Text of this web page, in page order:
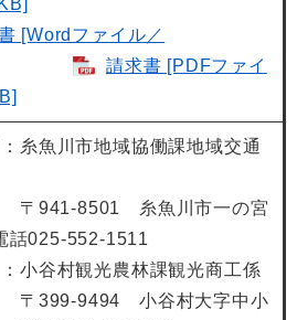
[Wordファイル／
請求書 [PDFファイ
糸魚川市地域協働課地域交通
8501 糸魚川市一の宮
025-552-1511
小谷村観光農林課観光商工係
9494 小谷村大字中小